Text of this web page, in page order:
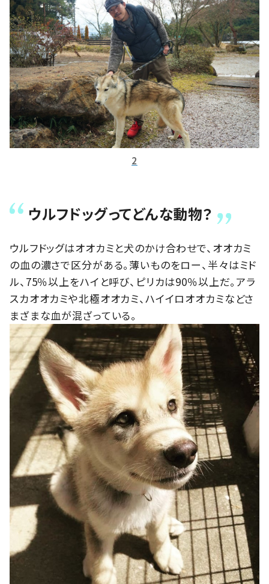
2
ウルフドッグってどんな動物？
ウルフドッグはオオカミと犬のかけ合わせで、オオカミ
の血の濃さで区分がある。薄いものをロー、半々はミド
ル、75％以上をハイと呼び、ピリカは90％以上だ。アラ
スカオオカミや北極オオカミ、ハイイロオオカミなどさ
まざまな血が混ざっている。